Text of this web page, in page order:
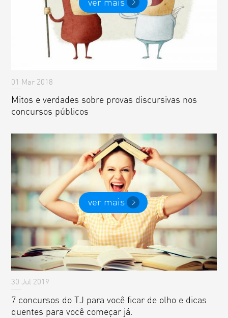
01 Mar 2018
Mitos e verdades sobre provas discursivas nos
concursos públicos
ver mais
30 Jul 2019
7 concursos do TJ para você ficar de olho e dicas
quentes para você começar já.